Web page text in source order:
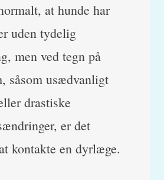
at hunde har
uden tydelig
men ved tegn på
såsom usædvanligt
drastiske
er det
kontakte en dyrlæge.